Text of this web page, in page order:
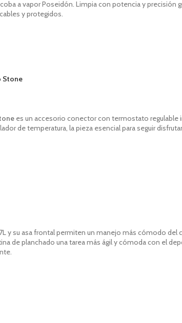
a vapor Poseidón. Limpia con potencia y precisión
y protegidos.
Stone
es un accesorio conector con termostato regulable
de temperatura, la pieza esencial para seguir
y su asa frontalpermiten un manejo más cómodo del
de planchado una tarea más ágil y cómoda con el